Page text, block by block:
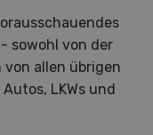
sowohl von der
von allen übrigen
LKWs und